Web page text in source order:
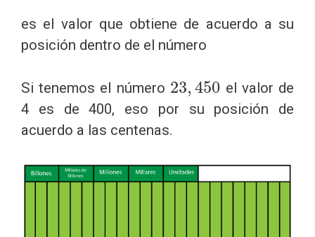
es el valor que obtiene de acuerdo a su
posición dentro de el número
Si tenemos el número
23 450
el valor de
4 es de 400, eso por su posición de
acuerdo a las centenas.